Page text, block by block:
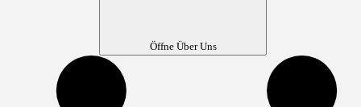
Öffne Über Uns